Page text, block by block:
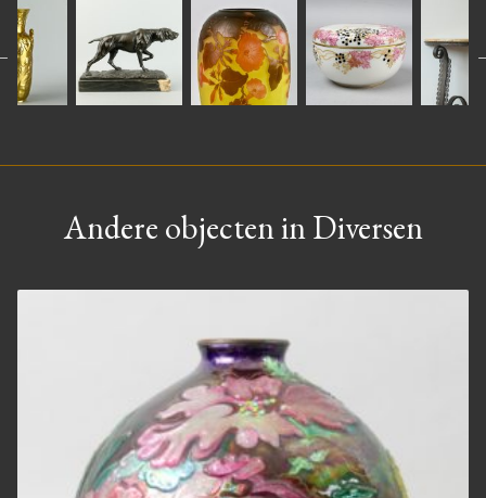
Andere objecten in Diversen